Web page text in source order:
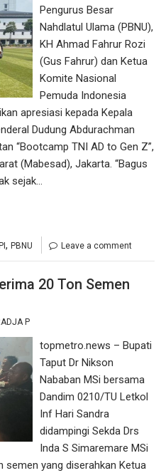
Pengurus Besar
Nahdlatul Ulama (PBNU),
KH Ahmad Fahrur Rozi
(Gus Fahrur) dan Ketua
Komite Nasional
Pemuda Indonesia
apresiasi kepada Kepala
Dudung Abdurachman
“Bootcamp TNI AD to Gen Z”,
(Mabesad), Jakarta. “Bagus
sejak…
,PBNU Leave a comment
20 Ton Semen
P
topmetro.news – Bupati
Taput Dr Nikson
Nababan MSi bersama
Dandim 0210/TU Letkol
Inf Hari Sandra
didampingi Sekda Drs
Inda S Simaremare MSi
yang diserahkan Ketua